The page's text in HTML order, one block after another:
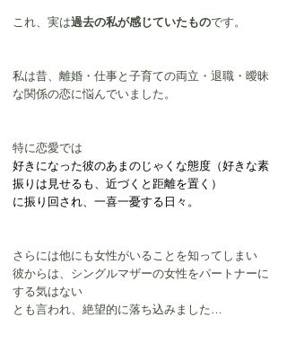
これ、実は過去の私が感じていたものです。
私は昔、離婚・仕事と子育ての両立・退職・曖昧
な関係の恋に悩んでいました。
特に恋愛では
好きになった彼のあまのじゃくな態度（好きな素
振りは見せるも、近づくと距離を置く）
に振り回され、一喜一憂する日々。
​さらには他にも女性がいることを知ってしまい
彼からは、シングルマザーの女性をパートナーに
する気はない
とも言われ、絶望的に落ち込みました…